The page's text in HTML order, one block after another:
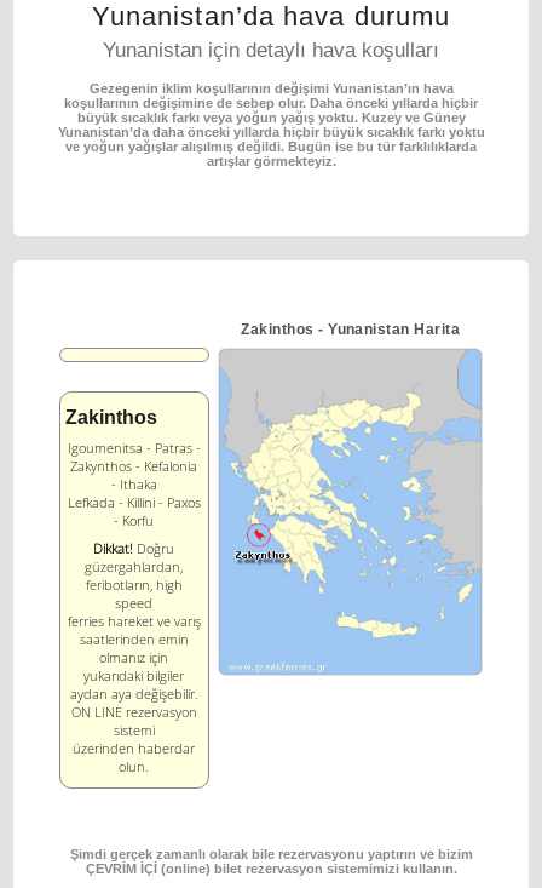
Yunanistan’da hava durumu
Yunanistan için detaylı hava koşulları
Gezegenin iklim koşullarının değişimi Yunanistan’ın hava
koşullarının değişimine de sebep olur. Daha önceki yıllarda hiçbir
büyük sıcaklık farkı veya yoğun yağış yoktu. Kuzey ve Güney
Yunanistan’da daha önceki yıllarda hiçbir büyük sıcaklık farkı yoktu
ve yoğun yağışlar alışılmış değildi. Bugün ise bu tür farklılıklarda
artışlar görmekteyiz.
Ζakinthos
Igoumenitsa - Patras -
Zakynthos - Kefalonia
- Ithaka
Lefkada - Killini - Paxos
- Korfu
Dikkat! Doğru
güzergahlardan,
feribotların, high
speed
ferries hareket ve varış
saatlerinden emin
olmanız için
yukarıdaki bilgiler
aydan aya değişebilir.
ON LINE rezervasyon
sistemi
üzerinden haberdar
olun.
Ζakinthos - Yunanistan Harita
Şimdi gerçek zamanlı olarak bile rezervasyonu yaptırın ve bizim
ÇEVRİM İÇİ (online) bilet rezervasyon sistemimizi kullanın.